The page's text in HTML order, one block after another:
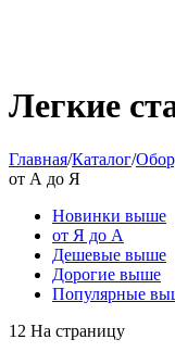
Легкие
Главная/Каталог/
от А до Я
Новинки выше
от Я до А
Дешевые выше
Дорогие выше
Популярные
12 На страницу